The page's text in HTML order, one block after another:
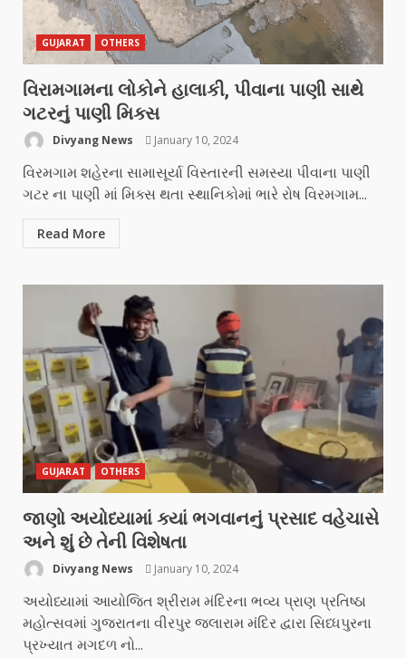
GUJARAT OTHERS
વિરામગામના લોકોને હાલાકી, પીવાના પાણી સાથે
ગટરનું પાણી મિક્સ
Divyang News January 10, 2024
વિરમગામ શહેરના સામાસૂર્યા વિસ્તારની સમસ્યા પીવાના પાણી
ગટર ના પાણી માં મિક્સ થતા સ્થાનિકોમાં ભારે રોષ વિરમગામ...
Read More
GUJARAT OTHERS
જાણો અયોધ્યામાં ક્યાં ભગવાનનું પ્રસાદ વહેચાસે
અને શું છે તેની વિશેષતા
Divyang News January 10, 2024
અયોધ્યામાં આયોજિત શ્રીરામ મંદિરના ભવ્ય પ્રાણ પ્રતિષ્ઠા
મહોત્સવમાં ગુજરાતના વીરપુર જલારામ મંદિર દ્વારા સિધ્ધપુરના
પ્રખ્યાત મગદળ નો...